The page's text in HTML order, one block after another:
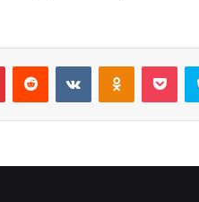
PinterestReddit VKontakte